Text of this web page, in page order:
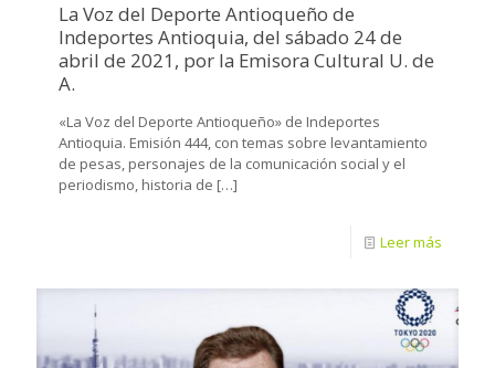
La Voz del Deporte Antioqueño de
Indeportes Antioquia, del sábado 24 de
abril de 2021, por la Emisora Cultural U. de
A.
«La Voz del Deporte Antioqueño» de Indeportes
Antioquia. Emisión 444, con temas sobre levantamiento
de pesas, personajes de la comunicación social y el
periodismo, historia de […]
Leer más